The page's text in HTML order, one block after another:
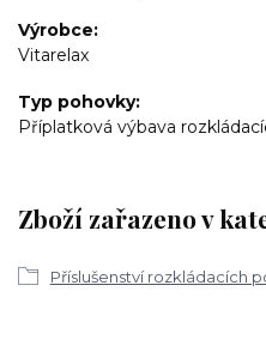
Výrobce
Vitarelax
Typ pohovky
Příplatková výbava
Zboží zařazeno v
Příslušenství rozkládacích